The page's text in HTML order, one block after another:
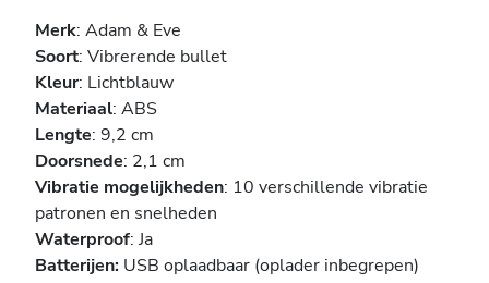
Merk: Adam & Eve
Soort: Vibrerende bullet
Kleur: Lichtblauw
Materiaal: ABS
Lengte: 9,2 cm
Doorsnede: 2,1 cm
Vibratie mogelijkheden: 10 verschillende vibratie
patronen en snelheden
Waterproof: Ja
Batterijen: USB oplaadbaar (oplader inbegrepen)